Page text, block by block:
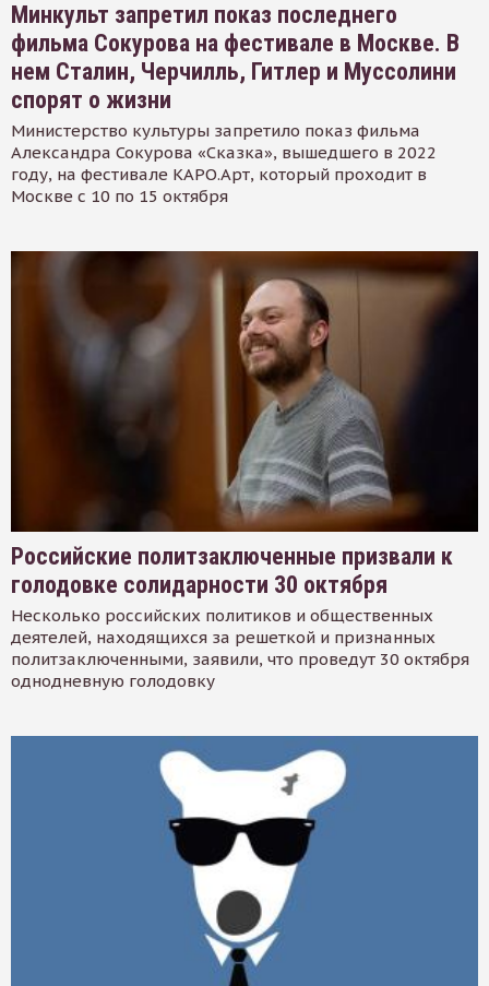
Минкульт запретил показ последнего
фильма Сокурова на фестивале в Москве. В
нем Сталин, Черчилль, Гитлер и Муссолини
спорят о жизни
Министерство культуры запретило показ фильма
Александра Сокурова «Сказка», вышедшего в 2022
году, на фестивале КАРО.Арт, который проходит в
Москве с 10 по 15 октября
Российские политзаключенные призвали к
голодовке солидарности 30 октября
Несколько российских политиков и общественных
деятелей, находящихся за решеткой и признанных
политзаключенными, заявили, что проведут 30 октября
однодневную голодовку